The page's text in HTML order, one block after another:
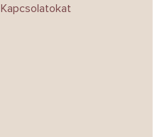
Kapcsolatokat